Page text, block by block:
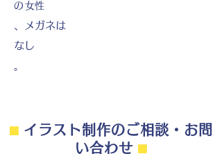
の 女性
、メガネは
なし
。
⬛︎イラスト制作のご相談・お問
い合わせ ⬛︎